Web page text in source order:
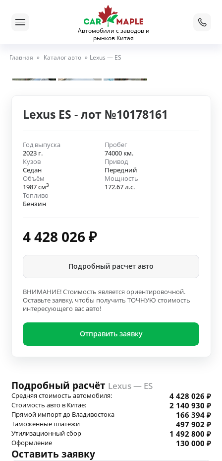
Автомобили с заводов и
рынков Китая
Главная » Каталог авто » Lexus — ES
Lexus ES - лот №10178161
Год выпуска
2023 г.
Пробег
74000 км.
Кузов
Седан
Привод
Передний
Объём
1987 см3
Мощность
172.67 л.с.
Топливо
Бензин
4 428 026 ₽
Подробный расчет авто
ВНИМАНИЕ! Стоимость является ориентировочной.
Оставьте заявку, чтобы получить ТОЧНУЮ стоимость
интересующего вас авто!
Отправить заявку
Подробный расчёт Lexus — ES
Средняя стоимость автомобиля: 4 428 026 ₽
Стоимость авто в Китае: 2 140 930 ₽
Прямой импорт до Владивостока 166 394 ₽
Таможенные платежи 497 902 ₽
Утилизационный сбор 1 492 800 ₽
Оформление 130 000 ₽
Оставить заявку